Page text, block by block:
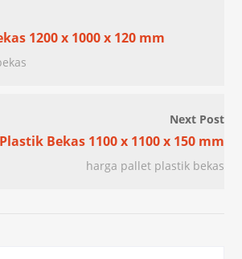
1200 x 1000 x 120 mm
Next Post
Bekas 1100 x 1100 x 150 mm
harga pallet plastik bekas